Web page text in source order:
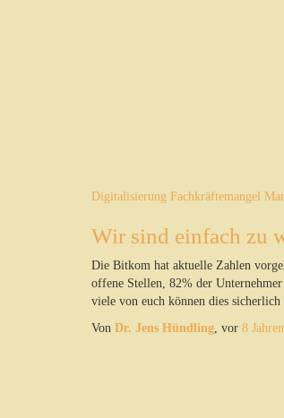
Digitalisierung Fachkräftemangel
Wir sind einfach zu
Die Bitkom hat aktuelle Zahlen
offene Stellen, 82% der
viele von euch können dies
Von Dr. Jens Hündling, vor 8 Jahren